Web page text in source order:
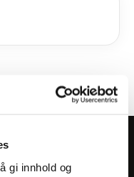
gi innhold og